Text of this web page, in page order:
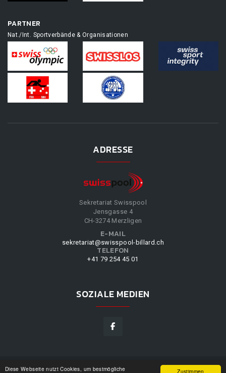
Zustimmen
Diese Webseite nutzt Cookies, um bestmögliche
PARTNER
Nat./Int. Sportverbände & Organisationen
ADRESSE
Sekretariat Swisspool
Jensgasse 4
CH-3274 Merzligen
E-MAIL
sekretariat@swisspool-billard.ch
TELEFON
+41 79 254 45 01
SOZIALE MEDIEN
SWISSPOOL©2026|DESIGN BY UNSERE